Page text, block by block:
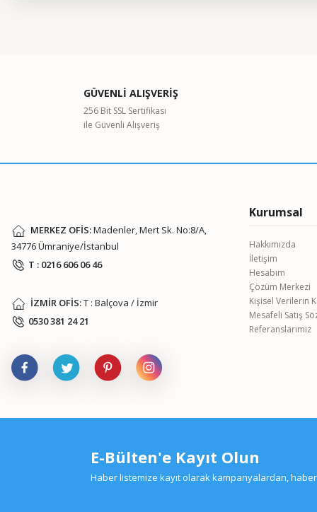
Ürün açıklamasında eksik bilgiler bulunuyor.
Ürün bilgilerinde hatalar bulunuyor.
GÜVENLİ ALIŞVERİŞ
256 Bit SSL Sertifikası
ile Güvenli Alışveriş
MERKEZ OFİS:Madenler, Mert Sk. No:8/A,
34776 Ümraniye/İstanbul
T : 0216 606 06 46
İZMİR OFİS:T : Balçova / İzmir
0530 381 24 21
Kurumsal
Hakkımızda
İletişim
Hesabım
Çözüm Merkezi
Kişisel Verilerin
Mesafeli Satış
Referanslarımız
E-Bülten'e Kayıt Olun
Haber listemize kayıt olarak kampanyalardan,